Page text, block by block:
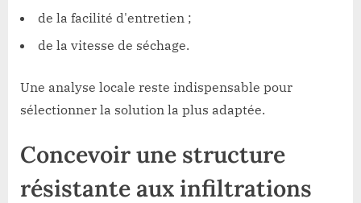
de la facilité d'entretien ;
de la vitesse de séchage.
Une analyse locale reste indispensable pour
sélectionner la solution la plus adaptée.
Concevoir une structure
résistante aux infiltrations